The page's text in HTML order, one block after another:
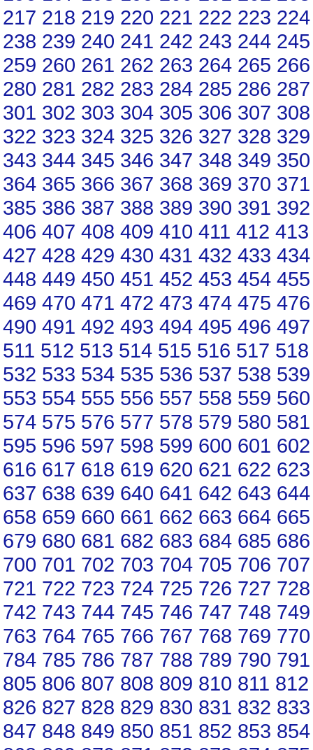
217 218 219 220 221 222 223 224
238 239 240 241 242 243 244 245
259 260 261 262 263 264 265 266
280 281 282 283 284 285 286 287
301 302 303 304 305 306 307 308
322 323 324 325 326 327 328 329
343 344 345 346 347 348 349 350
364 365 366 367 368 369 370 371
385 386 387 388 389 390 391 392
406 407 408 409 410 411 412 413
427 428 429 430 431 432 433 434
448 449 450 451 452 453 454 455
469 470 471 472 473 474 475 476
490 491 492 493 494 495 496 497
511 512 513 514 515 516 517 518
532 533 534 535 536 537 538 539
553 554 555 556 557 558 559 560
574 575 576 577 578 579 580 581
595 596 597 598 599 600 601 602
616 617 618 619 620 621 622 623
637 638 639 640 641 642 643 644
658 659 660 661 662 663 664 665
679 680 681 682 683 684 685 686
700 701 702 703 704 705 706 707
721 722 723 724 725 726 727 728
742 743 744 745 746 747 748 749
763 764 765 766 767 768 769 770
784 785 786 787 788 789 790 791
805 806 807 808 809 810 811 812
826 827 828 829 830 831 832 833
847 848 849 850 851 852 853 854